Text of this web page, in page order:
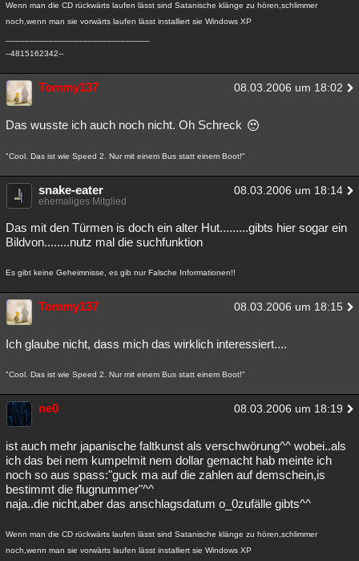
Wenn man die CD rückwärts laufen lässt sind Satanische klänge zu hören,schlimmer
noch,wenn man sie vorwärts laufen lässt installiert sie Windows XP
--4815162342--
Tommy137 08.03.2006 um 18:02
Das wusste ich auch noch nicht. Oh Schreck
"Cool. Das ist wie Speed 2. Nur mit einem Bus statt einem Boot!"
snake-eater 08.03.2006 um 18:14
ehemaliges Mitglied
Das mit den Türmen is doch ein alter Hut.........gibts hier sogar ein
Bildvon........nutz mal die suchfunktion
Es gibt keine Geheimnisse, es gib nur Falsche Informationen!!
Tommy137 08.03.2006 um 18:15
Ich glaube nicht, dass mich das wirklich interessiert....
"Cool. Das ist wie Speed 2. Nur mit einem Bus statt einem Boot!"
ne0 08.03.2006 um 18:19
ist auch mehr japanische faltkunst als verschwörung^^ wobei..als
ich das bei nem kumpelmit nem dollar gemacht hab meinte ich
noch so aus spass:"guck ma auf die zahlen auf demschein,is
bestimmt die flugnummer"^^
naja..die nicht,aber das anschlagsdatum o_0zufälle gibts^^
Wenn man die CD rückwärts laufen lässt sind Satanische klänge zu hören,schlimmer
noch,wenn man sie vorwärts laufen lässt installiert sie Windows XP